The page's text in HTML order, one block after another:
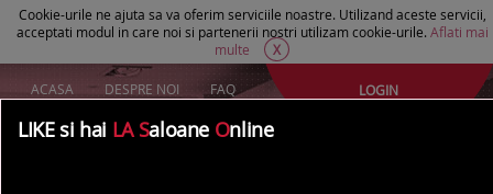
Cookie-urile ne ajuta sa va oferim serviciile noastre. Utilizand aceste servicii,
acceptati modul in care noi si partenerii nostri utilizam cookie-urile. Aflati mai
multe
X
ACASA DESPRE NOI FAQ
AI UN SALON?
LOGIN
LIKE si hai LA Saloane Online